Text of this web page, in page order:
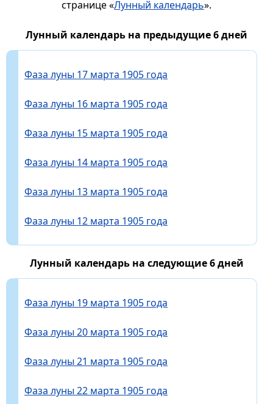
странице «Лунный календарь».
Лунный календарь на предыдущие 6 дней
Фаза луны 17 марта 1905 года
Фаза луны 16 марта 1905 года
Фаза луны 15 марта 1905 года
Фаза луны 14 марта 1905 года
Фаза луны 13 марта 1905 года
Фаза луны 12 марта 1905 года
Лунный календарь на следующие 6 дней
Фаза луны 19 марта 1905 года
Фаза луны 20 марта 1905 года
Фаза луны 21 марта 1905 года
Фаза луны 22 марта 1905 года